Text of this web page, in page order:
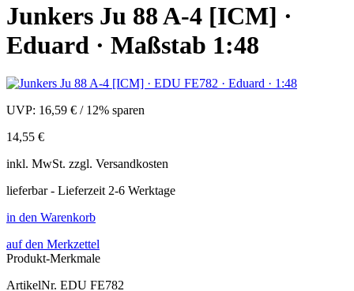
Junkers Ju 88 A-4 [ICM] ·
Eduard · Maßstab 1:48
UVP: 16,59 € / 12% sparen
14,55 €
inkl. MwSt. zzgl. Versandkosten
lieferbar - Lieferzeit 2-6 Werktage
in den Warenkorb
auf den Merkzettel
Produkt-Merkmale
ArtikelNr. EDU FE782